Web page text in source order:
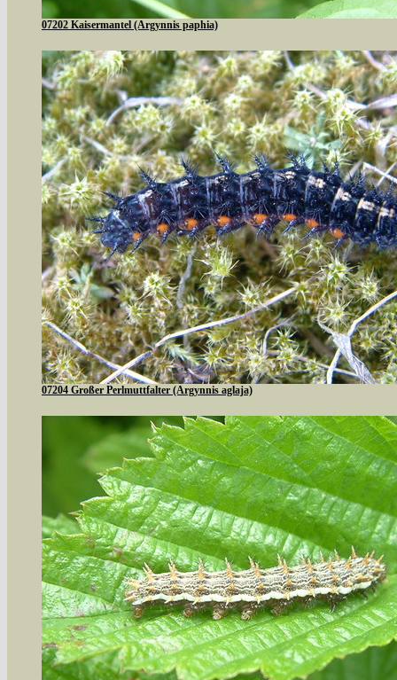
07202 Kaisermantel (Argynnis paphia)
07204 Großer Perlmuttfalter (Argynnis aglaja)